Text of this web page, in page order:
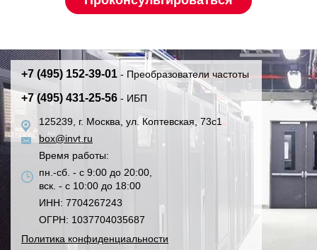
+7 (495) 152-39-01 - Преобразователи частоты
+7 (495) 431-25-56 - ИБП
125239, г. Москва, ул. Коптевская, 73с1
box@invt.ru
Время работы:
пн.-сб. - с 9:00 до 20:00,
вск. - с 10:00 до 18:00
ИНН: 7704267243
ОГРН: 1037704035687
Политика конфиденциальности